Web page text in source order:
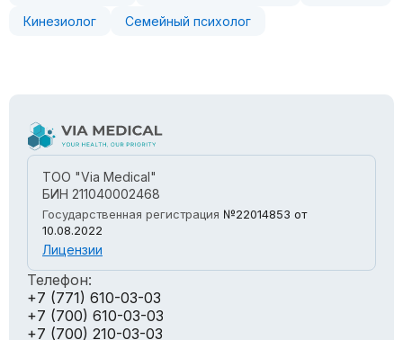
Кинезиолог
Семейный психолог
ТОО "Via Medical"
БИН 211040002468
Государственная регистрация №22014853 от
10.08.2022
Лицензии
Телефон:
+7 (771) 610-03-03
+7 (700) 610-03-03
+7 (700) 210-03-03